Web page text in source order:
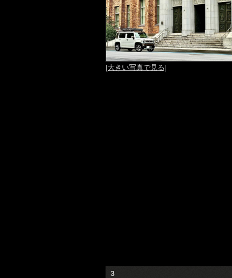
[大きい写真で見る]
3